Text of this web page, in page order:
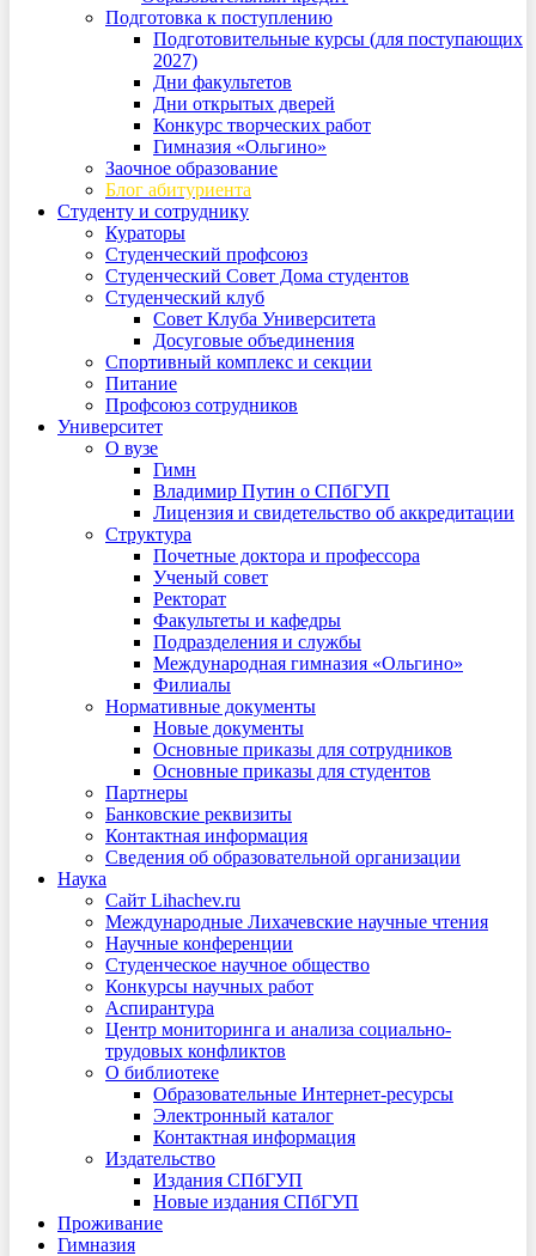
Подготовка к поступлению
Подготовительные курсы (для поступающих
2027)
Дни факультетов
Дни открытых дверей
Конкурс творческих работ
Гимназия «Ольгино»
Заочное образование
Блог абитуриента
Студенту и сотруднику
Кураторы
Студенческий профсоюз
Студенческий Совет Дома студентов
Студенческий клуб
Совет Клуба Университета
Досуговые объединения
Спортивный комплекс и секции
Питание
Профсоюз сотрудников
Университет
О вузе
Гимн
Владимир Путин о СПбГУП
Лицензия и свидетельство об аккредитации
Структура
Почетные доктора и профессора
Ученый совет
Ректорат
Факультеты и кафедры
Подразделения и службы
Международная гимназия «Ольгино»
Филиалы
Нормативные документы
Новые документы
Основные приказы для сотрудников
Основные приказы для студентов
Партнеры
Банковские реквизиты
Контактная информация
Сведения об образовательной организации
Наука
Сайт Lihachev.ru
Международные Лихачевские научные чтения
Научные конференции
Студенческое научное общество
Конкурсы научных работ
Аспирантура
Центр мониторинга и анализа социально-
трудовых конфликтов
О библиотеке
Образовательные Интернет-ресурсы
Электронный каталог
Контактная информация
Издательство
Издания СПбГУП
Новые издания СПбГУП
Проживание
Гимназия